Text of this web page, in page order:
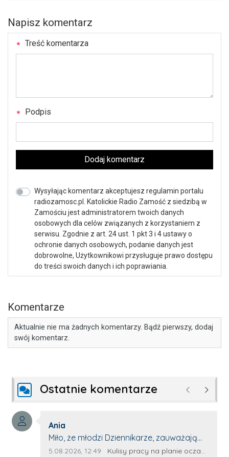
Napisz komentarz
Treść komentarza
Podpis
Dodaj komentarz
Wysyłając komentarz akceptujesz regulamin portalu
radiozamosc.pl. Katolickie Radio Zamość z siedzibą w
Zamościu jest administratorem twoich danych
osobowych dla celów związanych z korzystaniem z
serwisu. Zgodnie z art. 24 ust. 1 pkt 3 i 4 ustawy o
ochronie danych osobowych, podanie danych jest
dobrowolne, Użytkownikowi przysługuje prawo dostępu
do treści swoich danych i ich poprawiania.
Komentarze
Aktualnie nie ma żadnych komentarzy. Bądź pierwszy, dodaj
swój komentarz.
Ostatnie komentarze Poprzednie
Autor komentarza:
Ania
Treść komentarza:
Miło, że młodzi Dziennikarze, zauważają
młode talenty, które dopiero wkraczają
Data dodania komentarza:
5.08.2026, 12:49 Źródło komentarza:
Kulisy pracy na planie oczami młodego filmowca